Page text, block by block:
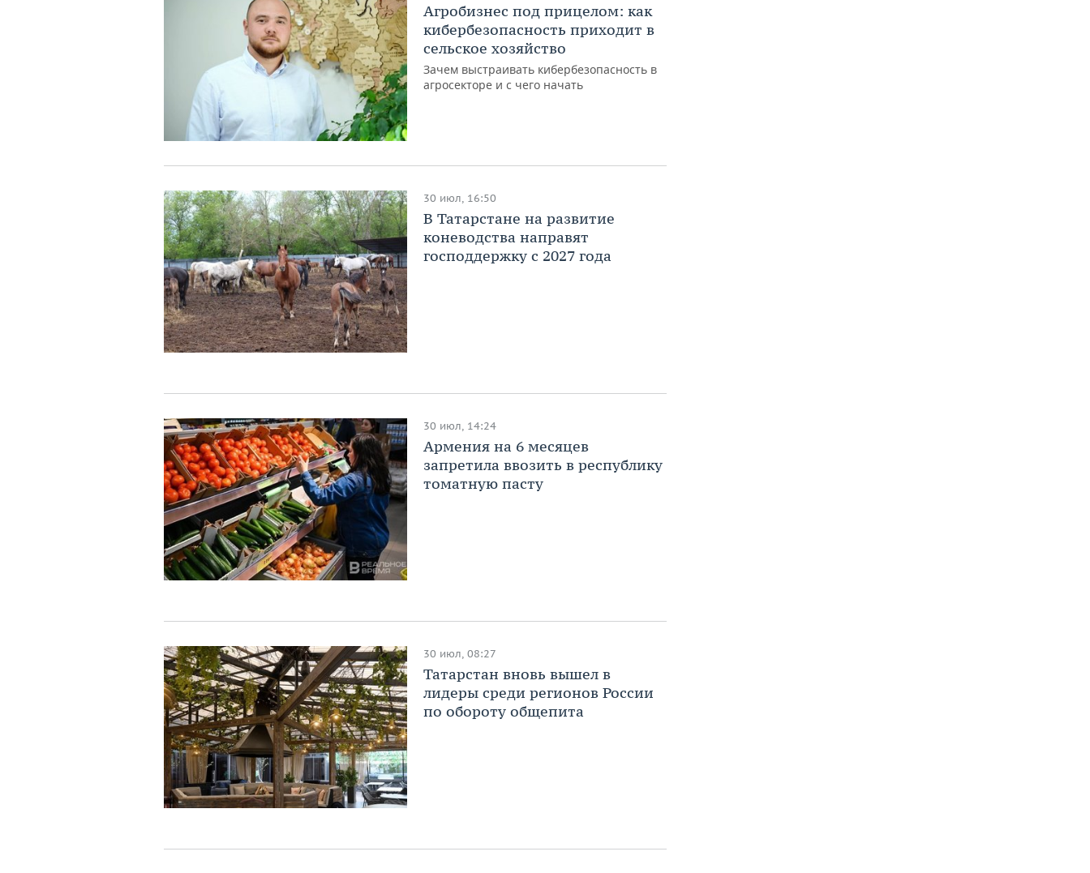
Агробизнес под прицелом: как
кибербезопасность приходит в
сельское хозяйство
Зачем выстраивать кибербезопасность в
агросекторе и с чего начать
30 июл, 16:50
В Татарстане на развитие
коневодства направят
господдержку с 2027 года
30 июл, 14:24
Армения на 6 месяцев
запретила ввозить в республику
томатную пасту
30 июл, 08:27
Татарстан вновь вышел в
лидеры среди регионов России
по обороту общепита